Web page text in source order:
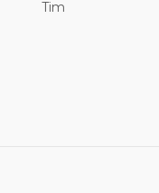
Tim